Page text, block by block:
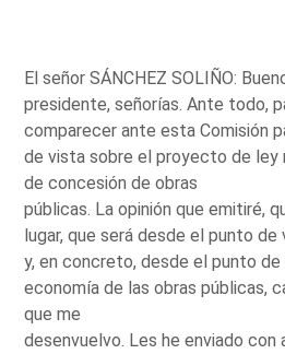
El señor SÁNCHEZ SOLIÑO:
presidente, señorías. Ante todo,
comparecer ante esta Comisión
de vista sobre el proyecto de ley
de concesión de obras
públicas. La opinión que emitiré,
lugar, que será desde el punto de
y, en concreto, desde el punto
economía de las obras públicas,
que me
desenvuelvo. Les he enviado con